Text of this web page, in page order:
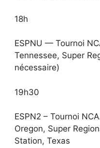
18h
ESPNU — Tournoi
Tennessee, Super
nécessaire)
19h30
ESPN2 – Tournoi
Oregon, Super
Station, Texas